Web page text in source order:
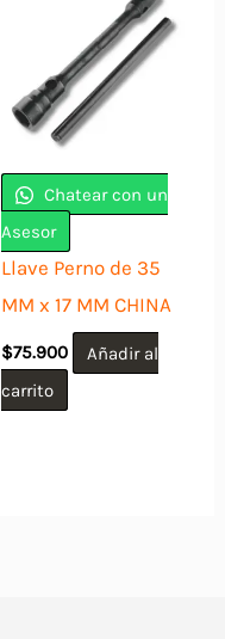
Chatear con un
Asesor
Llave Perno de 35
MM x 17 MM CHINA
$75.900
Añadir al
carrito